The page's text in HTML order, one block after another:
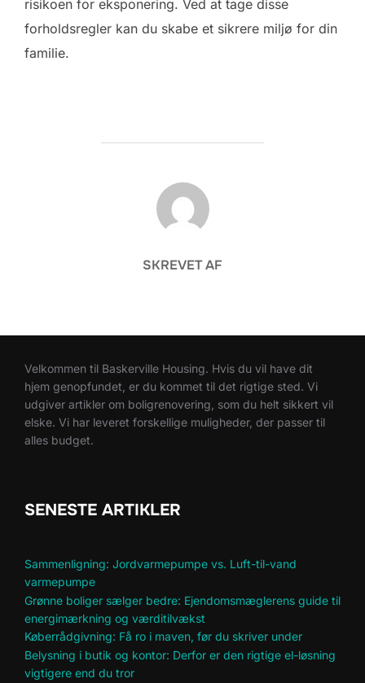
risikoen for eksponering. Ved at tage disse
forholdsregler kan du skabe et sikrere miljø for din
familie.
FORFATTER
SKREVET AF
Velkommen til Baskerville Housing. Hvis du vil have dit
hjem genopfundet, er du kommet til det rigtige sted. Vi
udgiver artikler om boligrenovering, som du helt sikkert vil
elske. Vi har leveret forskellige muligheder, der passer til
alles budget.
SENESTE ARTIKLER
Sammenligning: Jordvarmepumpe vs. Luft-til-vand
varmepumpe
Grønne boliger sælger bedre: Ejendomsmæglerens guide til
energimærkning og værditilvækst
Køberrådgivning: Få ro i maven, før du skriver under
Belysning i butik og kontor: Derfor er den rigtige el-løsning
vigtigere end du tror